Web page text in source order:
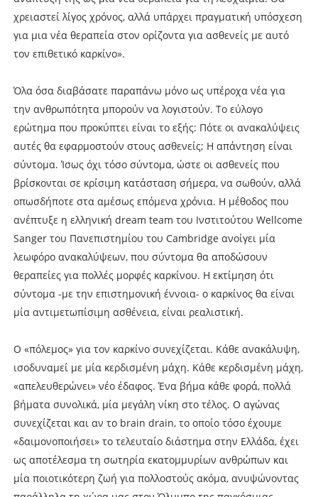
χρειαστεί λίγος χρόνος, αλλά υπάρχει πραγματική υπόσχεση
για μια νέα θεραπεία στον ορίζοντα για ασθενείς με αυτό
τον επιθετικό καρκίνο».
Όλα όσα διαβάσατε παραπάνω μόνο ως υπέροχα νέα για
την ανθρωπότητα μπορούν να λογιστούν. Το εύλογο
ερώτημα που προκύπτει είναι το εξής: Πότε οι ανακαλύψεις
αυτές θα εφαρμοστούν στους ασθενείς; Η απάντηση είναι
σύντομα. Ίσως όχι τόσο σύντομα, ώστε οι ασθενείς που
βρίσκονται σε κρίσιμη κατάσταση σήμερα, να σωθούν, αλλά
οπωσδήποτε στα αμέσως επόμενα χρόνια. Η μέθοδος που
ανέπτυξε η ελληνική dream team του Ινστιτούτου Wellcome
Sanger του Πανεπιστημίου του Cambridge ανοίγει μία
λεωφόρο ανακαλύψεων, που σύντομα θα αποδώσουν
θεραπείες για πολλές μορφές καρκίνου. Η εκτίμηση ότι
σύντομα -με την επιστημονική έννοια- ο καρκίνος θα είναι
μία αντιμετωπίσιμη ασθένεια, είναι ρεαλιστική.
Ο «πόλεμος» για τον καρκίνο συνεχίζεται. Κάθε ανακάλυψη,
ισοδυναμεί με μία κερδισμένη μάχη. Κάθε κερδισμένη μάχη,
«απελευθερώνει» νέο έδαφος. Ένα βήμα κάθε φορά, πολλά
βήματα συνολικά, μία μεγάλη νίκη στο τέλος. Ο αγώνας
συνεχίζεται και αν το brain drain, το οποίο τόσο έχουμε
«δαιμονοποιήσει» το τελευταίο διάστημα στην Ελλάδα, έχει
ως αποτέλεσμα τη σωτηρία εκατομμυρίων ανθρώπων και
μία ποιοτικότερη ζωή για πολλοστούς ακόμα, ανυψώνοντας